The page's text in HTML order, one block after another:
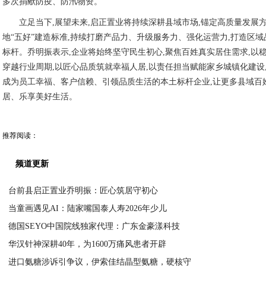
立足当下,展望未来,启正置业将持续深耕县域市场,锚定高质量发展
地“五好”建造标准,持续打磨产品力、升级服务力、强化运营力,打造区
标杆。乔明振表示,企业将始终坚守民生初心,聚焦百姓真实居住需求,以
穿越行业周期,以匠心品质筑就幸福人居,以责任担当赋能家乡城镇化建
成为员工幸福、客户信赖、引领品质生活的本土标杆企业,让更多县域百
居、乐享美好生活。
推荐阅读：
频道更新
台前县启正置业乔明振：匠心筑居守初心
当童画遇见AI：陆家嘴国泰人寿2026年少儿
德国SEYO中国院线独家代理：广东金豪漾科技
华汉针神深耕40年，为1600万痛风患者开辟
进口氨糖涉诉引争议，伊索佳结晶型氨糖，硬核守